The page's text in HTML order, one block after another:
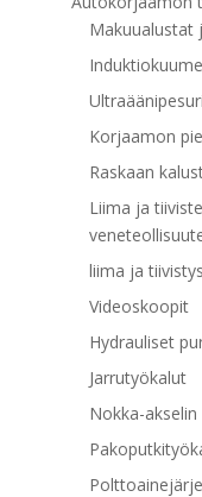
Makuualustat
Korjaamon
Raskaan
Liima ja
liima ja
Videoskoopit
Hydrauliset
Jarrutyökalut
Nokka-